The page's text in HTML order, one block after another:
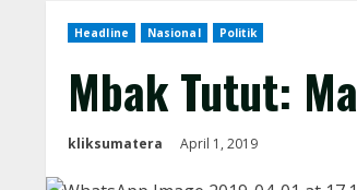
Headline Nasional Politik
Mbak Tutut:
kliksumatera April 1, 2019